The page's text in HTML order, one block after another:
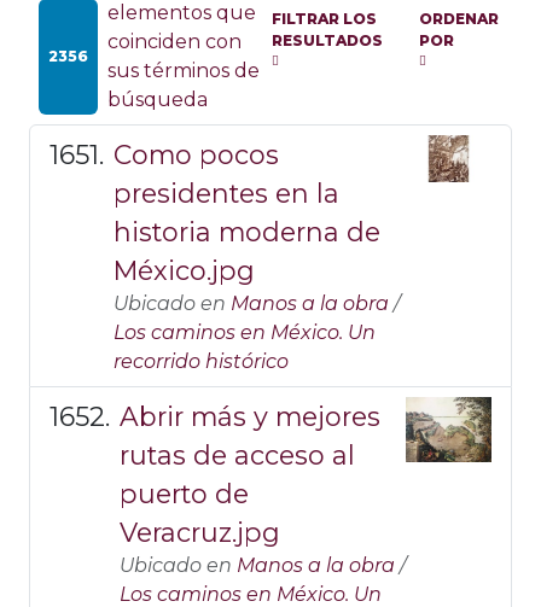
2356
elementos que
coinciden con
sus términos de
búsqueda
FILTRAR LOS
RESULTADOS
ORDENAR
POR
Como pocos
presidentes en la
historia moderna de
México.jpg
Ubicado en Manos a la obra /
Los caminos en México. Un
recorrido histórico
Abrir más y mejores
rutas de acceso al
puerto de
Veracruz.jpg
Ubicado en Manos a la obra /
Los caminos en México. Un